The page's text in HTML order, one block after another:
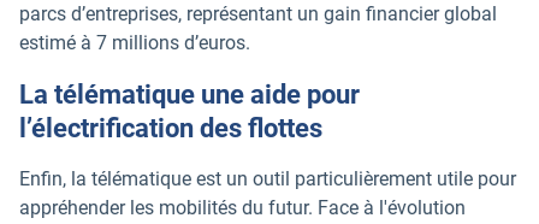
parcs d’entreprises, représentant un gain financier global
estimé à 7 millions d’euros.
La télématique une aide pour
l’électrification des flottes
Enfin, la télématique est un outil particulièrement utile pour
appréhender les mobilités du futur. Face à l'évolution